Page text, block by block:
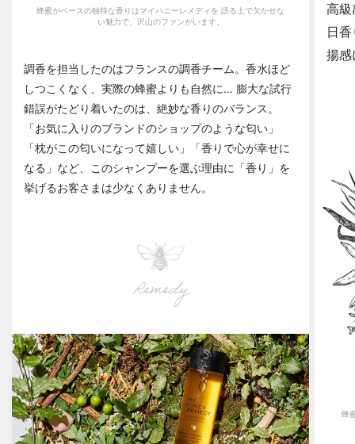
蜂蜜がベースの独特な香りはマイハニーレメディを 語る上で欠かせな
い魅力で、沢山のファンがいます。
調香を担当したのはフランスの調香チーム。香水ほど
しつこくなく、実際の蜂蜜よりも自然に… 膨大な試行
錯誤がたどり着いたのは、絶妙な香りのバランス。
「お気に入りのブランドのショップのような匂い」
「枕がこの匂いになって嬉しい」「香りで心が幸せに
なる」など、このシャンプーを選ぶ理由に「香り」を
挙げるお客さまは少なくありません。
Remedy
高級
日
揚感
蜂